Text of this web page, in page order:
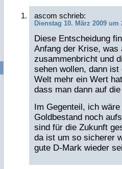
ascom schrieb:
Dienstag 10. März 2009 um
Diese Entscheidung
Anfang der Krise, was
zusammenbricht und
sehen wollen, dann
Welt mehr ein Wert
dass man dann auf
Im Gegenteil, ich
Goldbestand noch
sind für die Zukunft
da ist um so sicherer
gute D-Mark wieder